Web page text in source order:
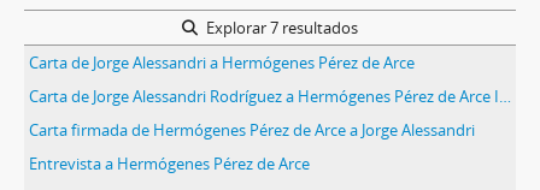
Explorar 7 resultados
Carta de Jorge Alessandri a Hermógenes Pérez de Arce
Carta de Jorge Alessandri Rodríguez a Hermógenes Pérez de Arce Ibieta
Carta firmada de Hermógenes Pérez de Arce a Jorge Alessandri
Entrevista a Hermógenes Pérez de Arce